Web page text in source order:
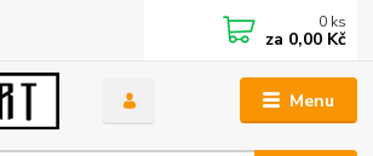
Menu
0 ks
za 0,00 Kč